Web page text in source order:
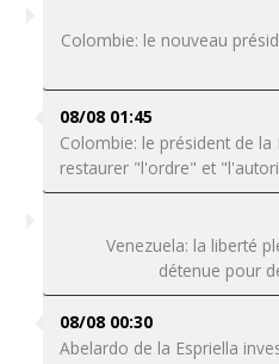
Colombie: le nouveau
08/08 01:45
Colombie: le président de la
restaurer "l'ordre" et
Venezuela: la liberté
détenue pour
08/08 00:30
Abelardo de la Espriella